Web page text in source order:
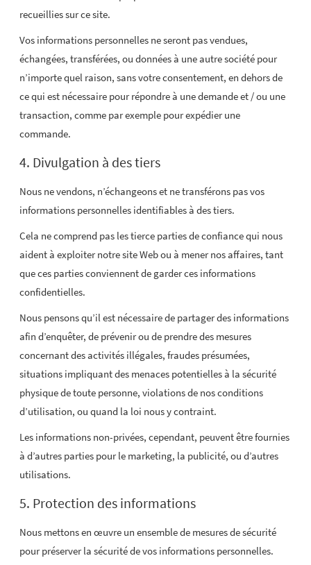
recueillies sur ce site.
Vos informations personnelles ne seront pas vendues,
échangées, transférées, ou données à une autre société pour
n’importe quel raison, sans votre consentement, en dehors de
ce qui est nécessaire pour répondre à une demande et / ou une
transaction, comme par exemple pour expédier une
commande.
4. Divulgation à des tiers
Nous ne vendons, n’échangeons et ne transférons pas vos
informations personnelles identifiables à des tiers.
Cela ne comprend pas les tierce parties de confiance qui nous
aident à exploiter notre site Web ou à mener nos affaires, tant
que ces parties conviennent de garder ces informations
confidentielles.
Nous pensons qu’il est nécessaire de partager des informations
afin d’enquêter, de prévenir ou de prendre des mesures
concernant des activités illégales, fraudes présumées,
situations impliquant des menaces potentielles à la sécurité
physique de toute personne, violations de nos conditions
d’utilisation, ou quand la loi nous y contraint.
Les informations non-privées, cependant, peuvent être fournies
à d’autres parties pour le marketing, la publicité, ou d’autres
utilisations.
5. Protection des informations
Nous mettons en œuvre un ensemble de mesures de sécurité
pour préserver la sécurité de vos informations personnelles.